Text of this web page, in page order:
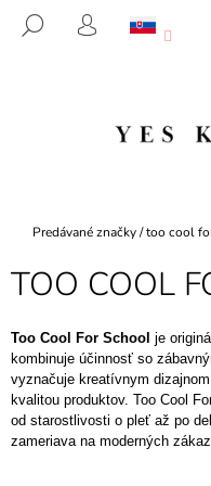
HĽADAŤ
PRIHLÁSENIE
Domov
Predávané značky/too cool
TOO COOL
Too Cool For School je
kombinuje účinnosť so
vyznačuje kreatívnym
kvalitou produktov. Too Cool
od starostlivosti o pleť až po
zameriava na moderných
T
E
U
J
E
T
E